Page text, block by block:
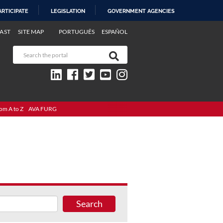
LEGISLATION GOVERNMENT AGENCIES
PORTUGUÊS ESPAÑOL
SITE MAP
A to Z AVA FURG
Search